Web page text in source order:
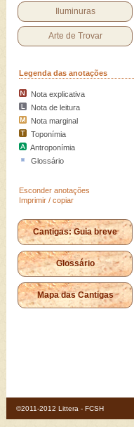
Iluminuras
Arte de Trovar
Legenda das anotações
Nota explicativa
Nota de leitura
Nota marginal
Toponímia
Antroponímia
Glossário
Esconder anotações
Imprimir / copiar
Cantigas: Guia breve
Glossário
Mapa das Cantigas
©2011-2012 Littera - FCSH